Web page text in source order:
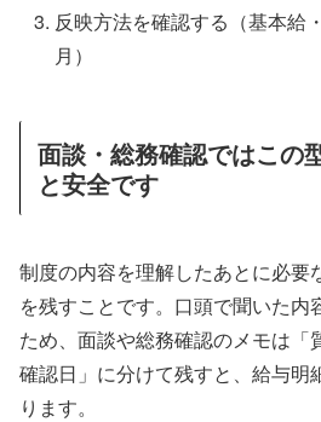
反映方法を確認する（基本給
月）
面談・総務確認ではこの
と安全です
制度の内容を理解したあとに必要
を残すことです。口頭で聞いた内
ため、面談や総務確認のメモは「
確認日」に分けて残すと、給与明
ります。